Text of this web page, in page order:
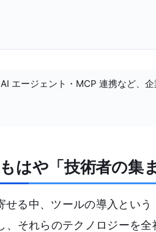
エージェント・MCP 連携など、
はや「技術者の集
る中、ツールの導入とい
それらのテクノロジーを